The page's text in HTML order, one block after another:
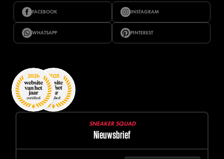
FACEBOOK INSTAGRAM
WHATSAPP PINTEREST
SNEAKER SQUAD
Nieuwsbrief